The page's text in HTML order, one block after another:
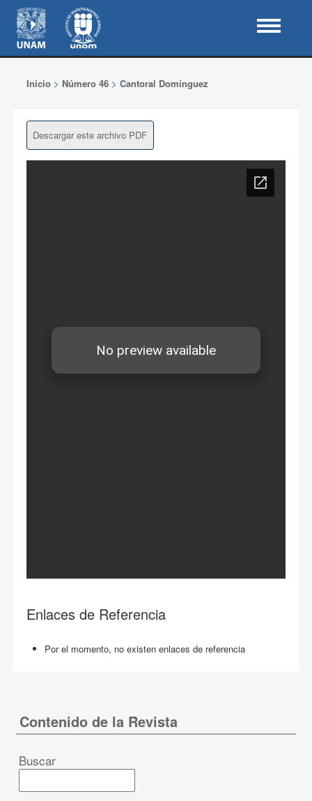
Inicio> Número 46> Cantoral Domínguez
Descargar este archivo PDF
Enlaces de Referencia
Por el momento, no existen enlaces de referencia
Contenido de la Revista
Buscar